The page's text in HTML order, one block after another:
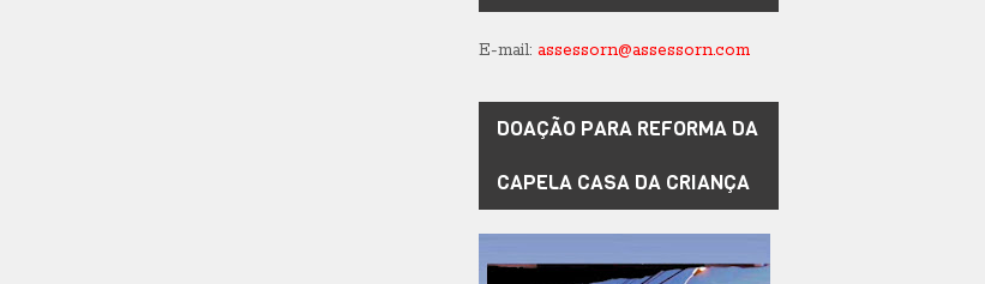
E-mail: assessorn@assessorn.com
DOAÇÃO PARA REFORMA DA
CAPELA CASA DA CRIANÇA